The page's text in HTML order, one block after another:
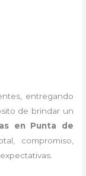
entregando
de brindar un
en Punta de
compromiso,